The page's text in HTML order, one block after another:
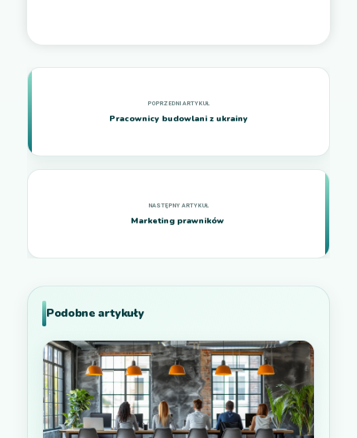
Pracownicy budowlani z ukrainy
Marketing prawników
Podobne artykuły